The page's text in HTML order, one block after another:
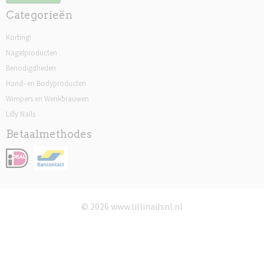
Categorieën
Korting!
Nagelproducten
Benodigdheden
Hand- en Bodyproducten
Wimpers en Wenkbrauwen
Lilly Nails
Betaalmethodes
© 2026 www.lillinailsnl.nl